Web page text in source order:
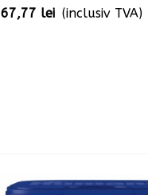
67,77 lei (inclusiv TVA)